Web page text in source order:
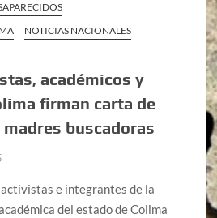
NOTICIAS NACIONALES
académicos y
firman carta de
buscadoras
e integrantes de la
del estado de Colima